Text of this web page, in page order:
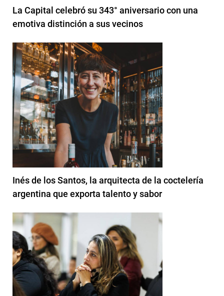
La Capital celebró su 343° aniversario con una
emotiva distinción a sus vecinos
Inés de los Santos, la arquitecta de la coctelería
argentina que exporta talento y sabor